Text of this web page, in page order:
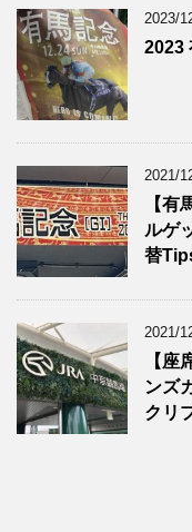
2023/
2023
2021/
【有
ルゲ
替
2021/
【座
ンズ
クリ